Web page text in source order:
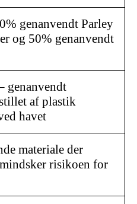
genanvendt Parley
og 50% genanvendt
genanvendt
af plastik
havet
materiale der
risikoen for